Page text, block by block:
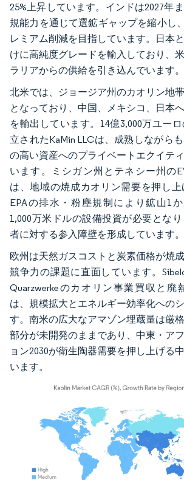
25%上昇しています。インドは2027年
規能力を通じて選鉱ギャップを縮小し
レミアム削減を目指しています。日本
けに高純度グレードを輸入しており、
ラリアからの供給を引き込んでいます。
北米では、ジョージア州のカオリン地
となっており、中国、メキシコ、日本
を輸出しています。14億3,000万ユー
立されたKaMin LLCは、成熟しながら
の高い資産へのプライベートエクイテ
います。ミシガン州とテネシー州の
は、地域の焼成カオリン需要を押し上
EPAの排水・粉塵規制により鉱山1
1,000万米ドルの設備投資が必要とな
者に対する参入障壁を形成しています。
欧州は天然ガスコストと炭素価格が焼
競争力の課題に直面しています。
Quarzwerkeのカオリン事業買収と廃
は、規模拡大とエネルギー効率化への
す。南米の広大なアマゾン埋蔵量は厳
部分が未開発のままであり、中東・ア
ョン2030が衛生陶器需要を押し上げる
います。